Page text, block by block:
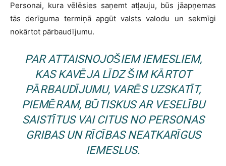
Personai, kura vēlēsies saņemt atļauju, būs jāapņemas
tās derīguma termiņā apgūt valsts valodu un sekmīgi
nokārtot pārbaudījumu.
PAR ATTAISNOJOŠIEM IEMESLIEM,
KAS KAVĒJA LĪDZ ŠIM KĀRTOT
PĀRBAUDĪJUMU, VARĒS UZSKATĪT,
PIEMĒRAM, BŪTISKUS AR VESELĪBU
SAISTĪTUS VAI CITUS NO PERSONAS
GRIBAS UN RĪCĪBAS NEATKARĪGUS
IEMESLUS.